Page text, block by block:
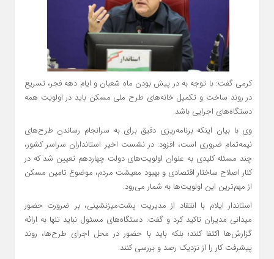
کرمی گفت: با توجه به در پیش بودن ماه شعبان و ایام دهه فجر، تسریع
در روند ساخت و تکمیل خانه‌های طرح ملی مسکن باید در اولویت همه
دستگاه‌های اجرایی باشد.
وی با بیان اینکه برنامه‌ریزی دقیق برای به سرانجام رساندن طرح‌های
نیمه‌تمام ضروری است، افزود: در نشست اخیر استانداران سراسر کشور،
چند مسئله کلیدی به عنوان اولویت‌های دولت چهاردهم تعیین شد که در
کنار اصلاح ساختار اقتصادی و بهبود معیشت مردم، موضوع تامین مسکن
از مهم‌ترین این اولویت‌ها به شمار می‌رود.
استاندار ایلام با انتقاد از مدیریت پشت‌میزنشینی، بر ضرورت حضور
میدانی مدیران تاکید کرد و گفت: دستگاه‌های مسئول نباید تنها به ارائه
گزارش‌ها اکتفا کنند؛ بلکه باید با حضور در محل اجرای طرح‌ها، روند
پیشرفت کار را از نزدیک رصد و بررسی کنند.